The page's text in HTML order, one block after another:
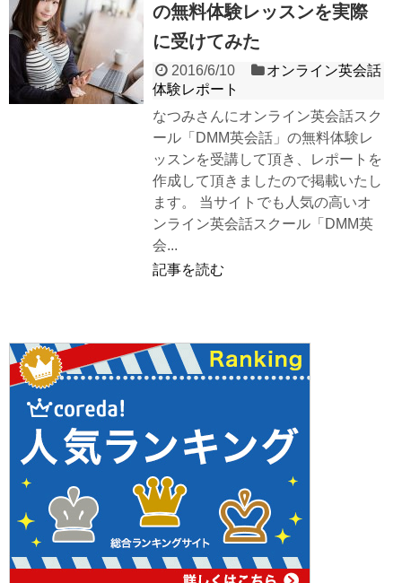
の無料体験レッスンを実際
に受けてみた
2016/6/10
オンライン英会話
体験レポート
なつみさんにオンライン英会話スク
ール「DMM英会話」の無料体験レ
ッスンを受講して頂き、レポートを
作成して頂きましたので掲載いたし
ます。 当サイトでも人気の高いオ
ンライン英会話スクール「DMM英
会...
記事を読む